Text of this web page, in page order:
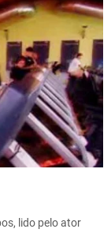
lido pelo ator